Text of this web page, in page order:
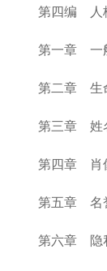
第四编 人
第一章 一
第二章 生
第三章 姓
第四章 肖
第五章 名
第六章 隐